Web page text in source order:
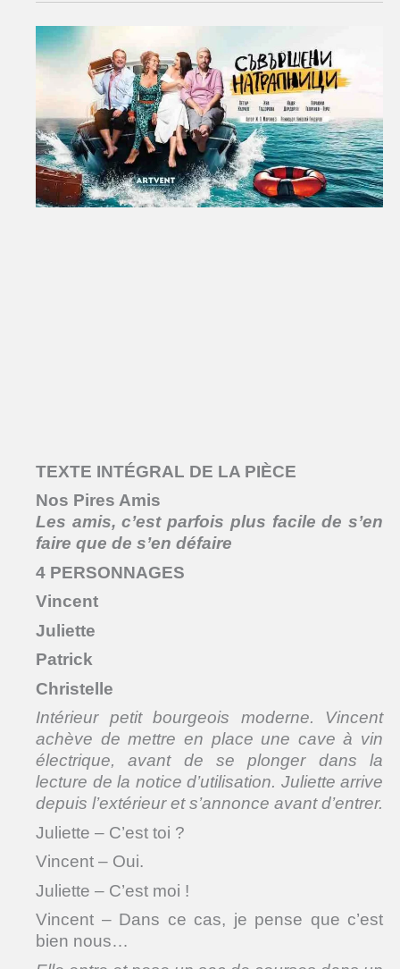
TEXTE INTÉGRAL DE LA PIÈCE
Nos Pires Amis
Les amis, c’est parfois plus facile de s’en
faire que de s’en défaire
4 PERSONNAGES
Vincent
Juliette
Patrick
Christelle
Intérieur petit bourgeois moderne. Vincent
achève de mettre en place une cave à vin
électrique, avant de se plonger dans la
lecture de la notice d’utilisation. Juliette arrive
depuis l’extérieur et s’annonce avant d’entrer.
Juliette – C’est toi ?
Vincent – Oui.
Juliette – C’est moi !
Vincent – Dans ce cas, je pense que c’est
bien nous…